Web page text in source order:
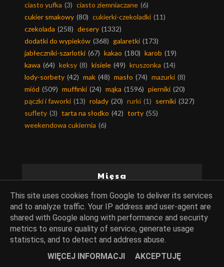
ciasto yufka (3) ciasto ziemniaczane (6)
cukier smakowy (80) cukierki-czekoladki (11)
czekolada (258) desery (1332)
dodatki do wypieków (368) galaretki (173)
jabłeczniki-szarlotki (67) kakao (180) karob (19)
kawa (64) keksy (8) kisiele (49) kruszonka (14)
lody-sorbety (42) mak (48) masło (74) mazurki (8)
miód (509) muffinki (24) mąka (1596) pierniki (20)
pączki i faworki (13) rolady (20) rurki (1) serniki (327)
suflety (3) tarta na słodko (42) torty (55)
weekendowa cukiernia (6)
Mięsa
dania mięsne (631) dania z ryb (289) drób (389)
dziczyzna (14) inne mięsa (60) kotlety (110)
mięso mielone (171) mięso wieprzowe (354)
mięso wołowe (131) podroby (28) smalec (41)
(3)
This site uses cookies from Google to deliver its services
and to analyze traffic. Your IP address and user-agent are
shared with Google along with performance and security
metrics to ensure quality of service, generate usage
statistics, and to detect and address abuse.
WIĘCEJ INFORMACJI
AKCEPTUJĘ